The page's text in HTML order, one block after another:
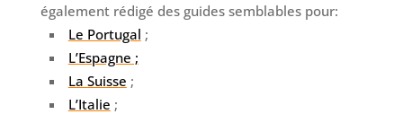
également rédigé des guides semblables pour:
Le Portugal ;
L’Espagne ;
La Suisse ;
L’Italie ;